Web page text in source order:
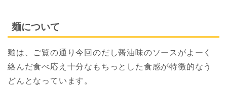
麺について
麺は、ご覧の通り今回のだし醤油味のソースがよーく
絡んだ食べ応え十分なもちっとした食感が特徴的なう
どんとなっています。